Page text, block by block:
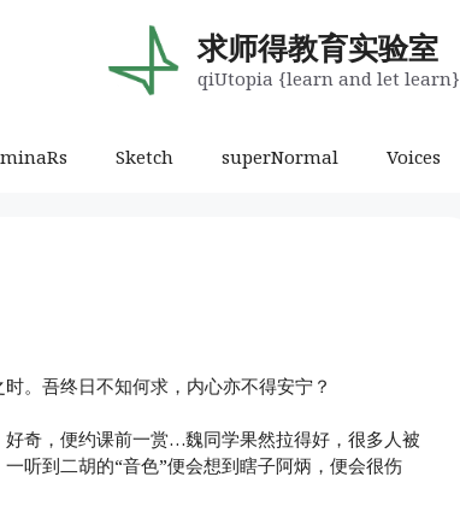
求师得教育实验室
qiUtopia {learn and let learn}
Sketch superNormal Voices
。吾终日不知何求，内心亦不得安宁？
奇，便约课前一赏…魏同学果然拉得好，很多人被
听到二胡的“音色”便会想到瞎子阿炳，便会很伤